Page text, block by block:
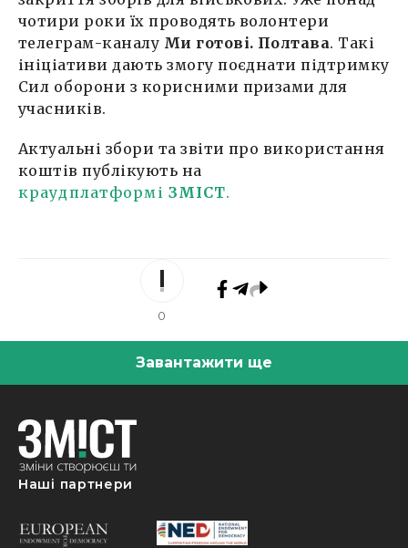
чотири роки їх проводять волонтери
телеграм-каналу Ми готові. Полтава. Такі
ініціативи дають змогу поєднати підтримку
Сил оборони з корисними призами для
учасників.
Актуальні збори та звіти про використання
коштів публікують на
краудплатформі ЗМІСТ.
0
Завантажити ще
Наші партнери